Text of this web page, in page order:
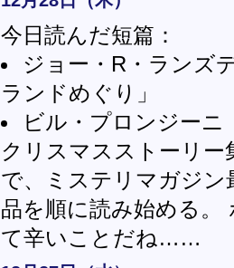
今日読んだ短篇：
ジョー・R・ランズ
ランドめぐり」
ビル・プロンジー
クリスマスストーリー
で、ミステリマガジン
品を順に読み始める。
て辛いことだね……